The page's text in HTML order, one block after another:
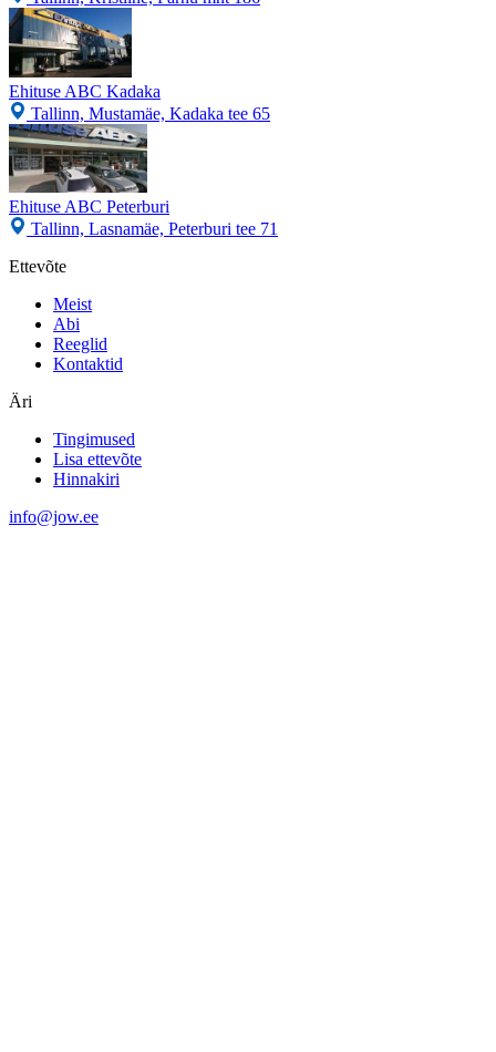
Ehituse ABC Kadaka
Tallinn, Mustamäe, Kadaka tee 65
Ehituse ABC Peterburi
Tallinn, Lasnamäe, Peterburi tee 71
Ettevõte
Meist
Abi
Reeglid
Kontaktid
Äri
Tingimused
Lisa ettevõte
Hinnakiri
info@jow.ee